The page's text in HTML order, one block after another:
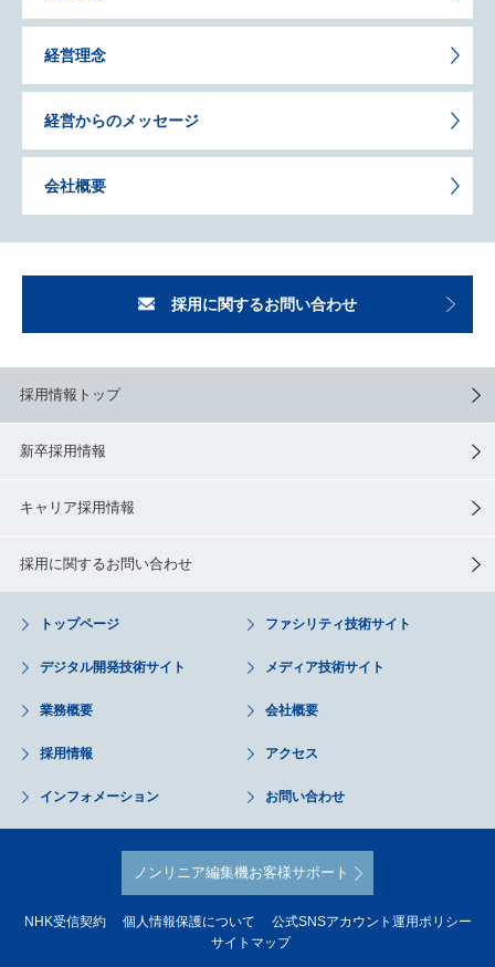
経営理念
経営からのメッセージ
会社概要
採用に関するお問い合わせ
採用情報トップ
新卒採用情報
キャリア採用情報
採用に関するお問い合わせ
トップページ ファシリティ技術サイト
デジタル開発技術サイト メディア技術サイト
業務概要 会社概要
採用情報 アクセス
インフォメーション お問い合わせ
ノンリニア編集機お客様サポート
NHK受信契約 個人情報保護について
公式SNSアカウント運用ポリシー
サイトマップ